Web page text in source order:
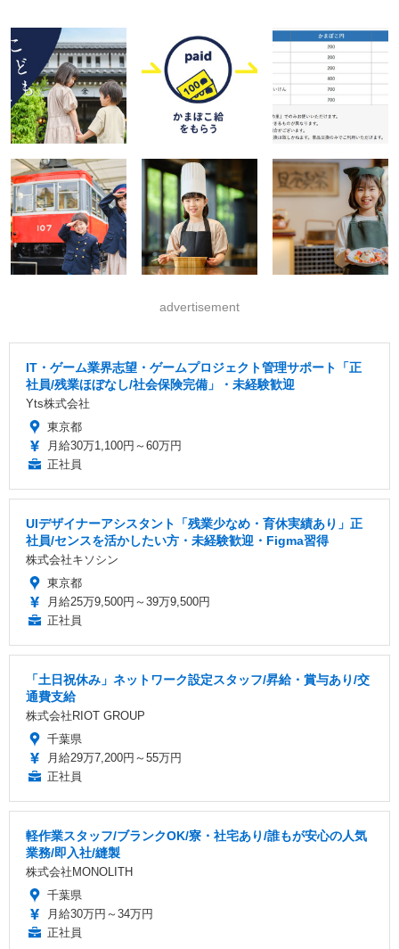
advertisement
IT・ゲーム業界志望・ゲームプロジェクト管理サポート「正
社員/残業ほぼなし/社会保険完備」・未経験歓迎
Yts株式会社
東京都
月給30万1,100円～60万円
正社員
UIデザイナーアシスタント「残業少なめ・育休実績あり」正
社員/センスを活かしたい方・未経験歓迎・Figma習得
株式会社キソシン
東京都
月給25万9,500円～39万9,500円
正社員
「土日祝休み」ネットワーク設定スタッフ/昇給・賞与あり/交
通費支給
株式会社RIOT GROUP
千葉県
月給29万7,200円～55万円
正社員
軽作業スタッフ/ブランクOK/寮・社宅あり/誰もが安心の人気
業務/即入社/縫製
株式会社MONOLITH
千葉県
月給30万円～34万円
正社員